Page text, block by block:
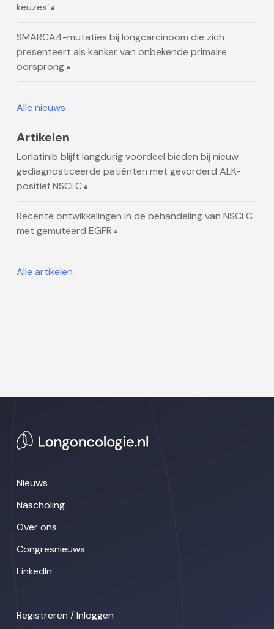
keuzes’
SMARCA4-mutaties bij longcarcinoom die zich
presenteert als kanker van onbekende primaire
oorsprong
Alle nieuws
Artikelen
Lorlatinib blijft langdurig voordeel bieden bij nieuw
gediagnosticeerde patiënten met gevorderd ALK-
positief NSCLC
Recente ontwikkelingen in de behandeling van NSCLC
met gemuteerd EGFR
Alle artikelen
Nieuws
Nascholing
Over ons
Congresnieuws
LinkedIn
Registreren / Inloggen